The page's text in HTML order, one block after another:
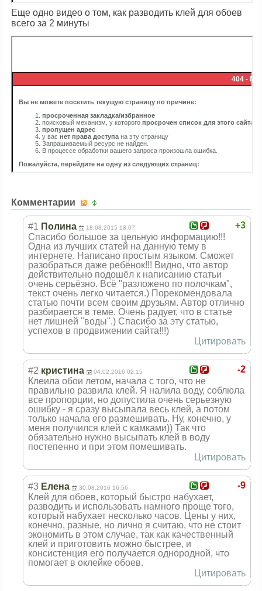
Еще одно видео о том, как разводить клей для обоев
всего за 2 минуты
Комментарии
+3
#1 Полина 18.08.2015 18:07
Спасибо большое за цельную информацию!!!
Одна из лучших статей на данную тему в
интернете. Написано простым языком. Сможет
разобраться даже ребёнок!!! Видно, что автор
действительно подошёл к написанию статьи
очень серьёзно. Всё "разложено по полочкам",
текст очень легко читается.) Порекомендовала
статью почти всем своим друзьям. Автор отлично
разбирается в теме. Очень радует, что в статье
нет лишней "воды".) Спасибо за эту статью,
успехов в продвижении сайта!!!)
Цитировать
-2
#2 кристина 04.02.2016 02:15
Клеила обои летом, начала с того, что не
правильно развила клей. Я налила воду, соблюла
все пропорции, но допустила очень серьезную
ошибку - я сразу высыпала весь клей, а потом
только начала его размешивать. Ну, конечно, у
меня получился клей с камками)) Так что
обязательно нужно высыпать клей в воду
постепенно и при этом помешивать.
Цитировать
-9
#3 Елена 30.08.2016 16:56
Клей для обоев, который быстро набухает,
разводить и использовать намного проще того,
который набухает несколько часов. Цены у них,
конечно, разные, но лично я считаю, что не стоит
экономить в этом случае, так как качественный
клей и приготовить можно быстрее, и
консистенция его получается однородной, что
помогает в оклейке обоев.
Цитировать